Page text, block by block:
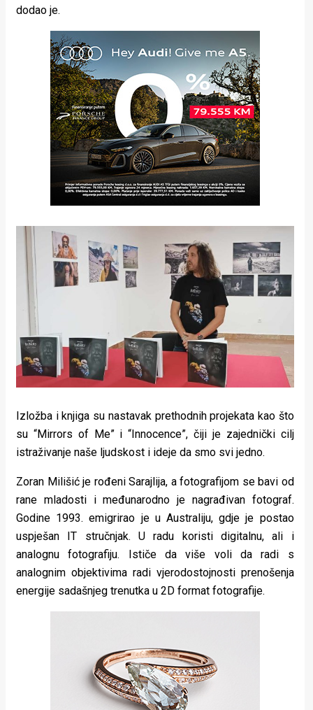
dodao je.
Izložba i knjiga su nastavak prethodnih projekata kao što
su “Mirrors of Me” i “Innocence”, čiji je zajednički cilj
istraživanje naše ljudskost i ideje da smo svi jedno.
Zoran Milišić je rođeni Sarajlija, a fotografijom se bavi od
rane mladosti i međunarodno je nagrađivan fotograf.
Godine 1993. emigrirao je u Australiju, gdje je postao
uspješan IT stručnjak. U radu koristi digitalnu, ali i
analognu fotografiju. Ističe da više voli da radi s
analognim objektivima radi vjerodostojnosti prenošenja
energije sadašnjeg trenutka u 2D format fotografije.